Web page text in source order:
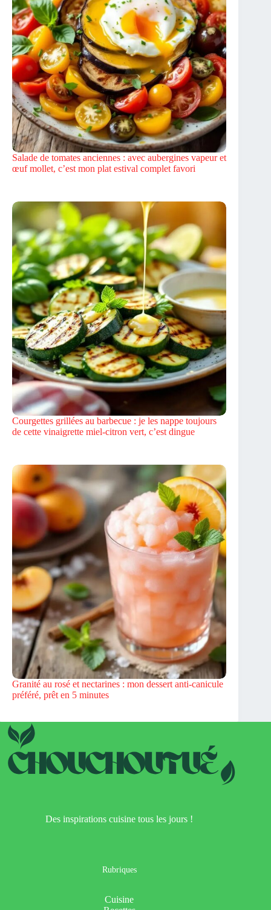
Salade de tomates anciennes : avec aubergines vapeur et
œuf mollet, c’est mon plat estival complet favori
Courgettes grillées au barbecue : je les nappe toujours
de cette vinaigrette miel-citron vert, c’est dingue
Granité au rosé et nectarines : mon dessert anti-canicule
préféré, prêt en 5 minutes
Des inspirations cuisine tous les jours !
Rubriques
Cuisine